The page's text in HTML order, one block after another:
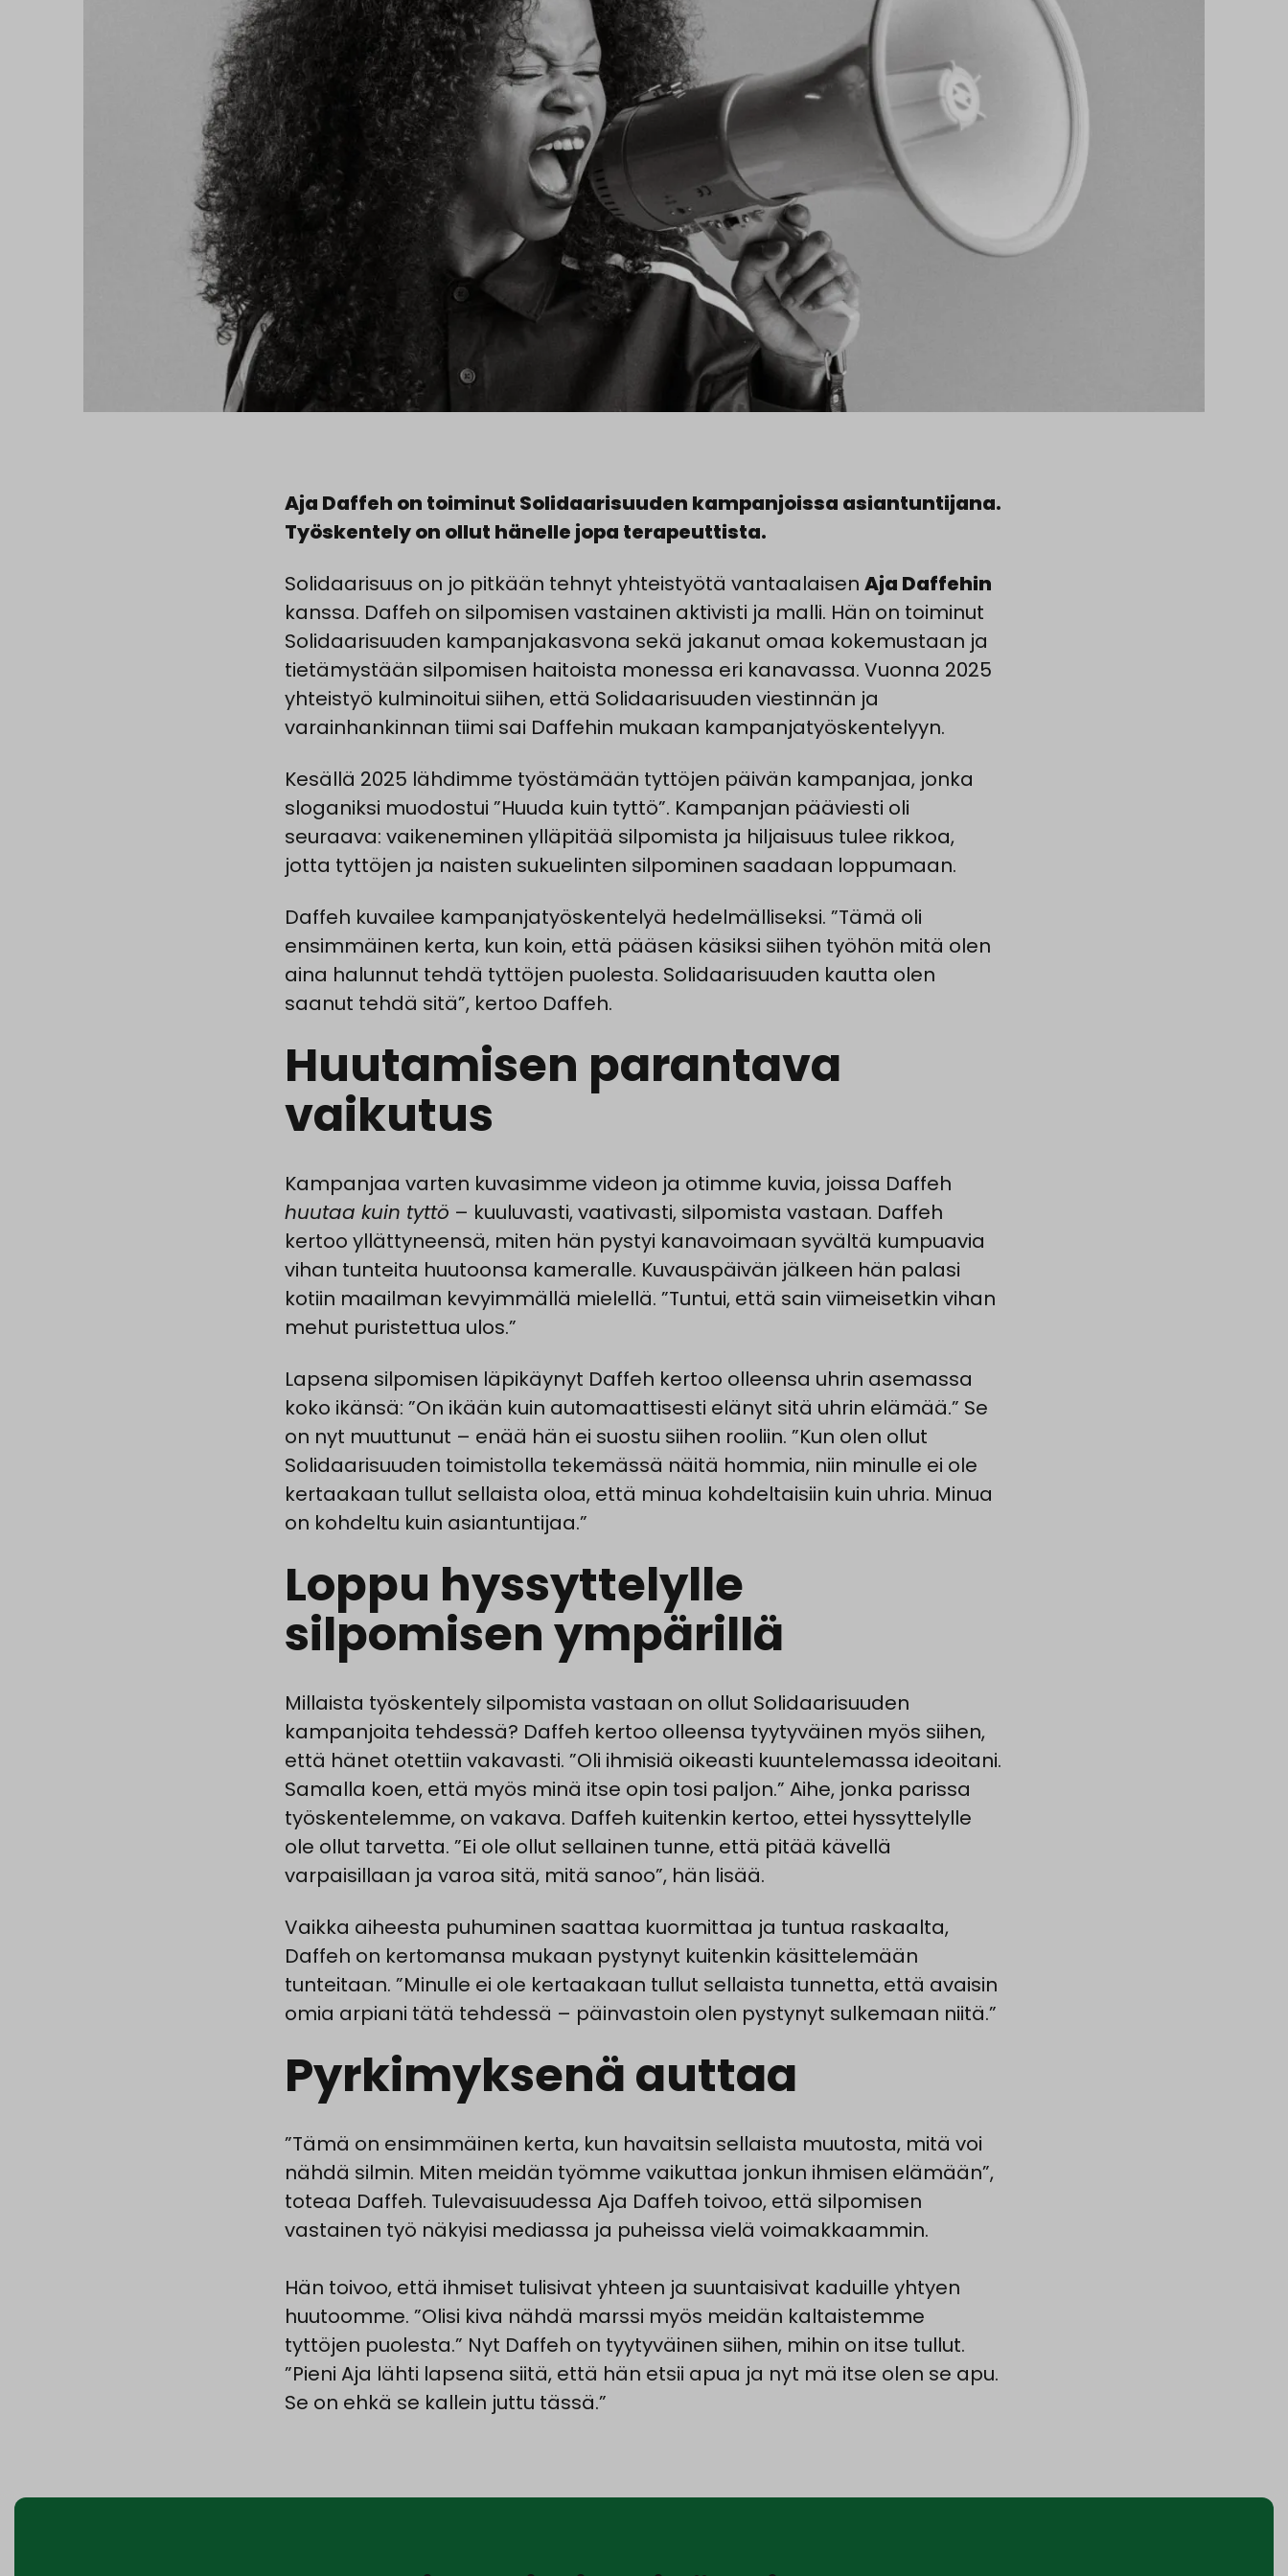
Aja Daffeh on toiminut Solidaarisuuden kampanjoissa asiantuntijana.
Työskentely on ollut hänelle jopa terapeuttista.
Solidaarisuus on jo pitkään tehnyt yhteistyötä vantaalaisen Aja Daffehin
kanssa. Daffeh on silpomisen vastainen aktivisti ja malli. Hän on toiminut
Solidaarisuuden kampanjakasvona sekä jakanut omaa kokemustaan ja
tietämystään silpomisen haitoista monessa eri kanavassa. Vuonna 2025
yhteistyö kulminoitui siihen, että Solidaarisuuden viestinnän ja
varainhankinnan tiimi sai Daffehin mukaan kampanjatyöskentelyyn.
Kesällä 2025 lähdimme työstämään tyttöjen päivän kampanjaa, jonka
sloganiksi muodostui ”Huuda kuin tyttö”. Kampanjan pääviesti oli
seuraava: vaikeneminen ylläpitää silpomista ja hiljaisuus tulee rikkoa,
jotta tyttöjen ja naisten sukuelinten silpominen saadaan loppumaan.
Daffeh kuvailee kampanjatyöskentelyä hedelmälliseksi. ”Tämä oli
ensimmäinen kerta, kun koin, että pääsen käsiksi siihen työhön mitä olen
aina halunnut tehdä tyttöjen puolesta. Solidaarisuuden kautta olen
saanut tehdä sitä”, kertoo Daffeh.
Huutamisen parantava
vaikutus
Kampanjaa varten kuvasimme videon ja otimme kuvia, joissa Daffeh
huutaa kuin tyttö – kuuluvasti, vaativasti, silpomista vastaan. Daffeh
kertoo yllättyneensä, miten hän pystyi kanavoimaan syvältä kumpuavia
vihan tunteita huutoonsa kameralle. Kuvauspäivän jälkeen hän palasi
kotiin maailman kevyimmällä mielellä. ”Tuntui, että sain viimeisetkin vihan
mehut puristettua ulos.”
Lapsena silpomisen läpikäynyt Daffeh kertoo olleensa uhrin asemassa
koko ikänsä: ”On ikään kuin automaattisesti elänyt sitä uhrin elämää.” Se
on nyt muuttunut – enää hän ei suostu siihen rooliin. ”Kun olen ollut
Solidaarisuuden toimistolla tekemässä näitä hommia, niin minulle ei ole
kertaakaan tullut sellaista oloa, että minua kohdeltaisiin kuin uhria. Minua
on kohdeltu kuin asiantuntijaa.”
Loppu hyssyttelylle
silpomisen ympärillä
Millaista työskentely silpomista vastaan on ollut Solidaarisuuden
kampanjoita tehdessä? Daffeh kertoo olleensa tyytyväinen myös siihen,
että hänet otettiin vakavasti. ”Oli ihmisiä oikeasti kuuntelemassa ideoitani.
Samalla koen, että myös minä itse opin tosi paljon.” Aihe, jonka parissa
työskentelemme, on vakava. Daffeh kuitenkin kertoo, ettei hyssyttelylle
ole ollut tarvetta. ”Ei ole ollut sellainen tunne, että pitää kävellä
varpaisillaan ja varoa sitä, mitä sanoo”, hän lisää.
Vaikka aiheesta puhuminen saattaa kuormittaa ja tuntua raskaalta,
Daffeh on kertomansa mukaan pystynyt kuitenkin käsittelemään
tunteitaan. ”Minulle ei ole kertaakaan tullut sellaista tunnetta, että avaisin
omia arpiani tätä tehdessä – päinvastoin olen pystynyt sulkemaan niitä.”
Pyrkimyksenä auttaa
”Tämä on ensimmäinen kerta, kun havaitsin sellaista muutosta, mitä voi
nähdä silmin. Miten meidän työmme vaikuttaa jonkun ihmisen elämään”,
toteaa Daffeh. Tulevaisuudessa Aja Daffeh toivoo, että silpomisen
vastainen työ näkyisi mediassa ja puheissa vielä voimakkaammin.
Hän toivoo, että ihmiset tulisivat yhteen ja suuntaisivat kaduille yhtyen
huutoomme. ”Olisi kiva nähdä marssi myös meidän kaltaistemme
tyttöjen puolesta.” Nyt Daffeh on tyytyväinen siihen, mihin on itse tullut.
”Pieni Aja lähti lapsena siitä, että hän etsii apua ja nyt mä itse olen se apu.
Se on ehkä se kallein juttu tässä.”